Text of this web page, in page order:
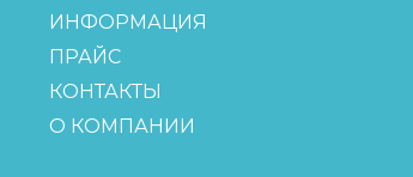
ИНФОРМАЦИЯ
ПРАЙС
КОНТАКТЫ
О КОМПАНИИ